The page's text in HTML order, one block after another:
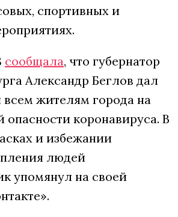
спортивных и
сообщала, что губернатор
Александр Беглов дал
жителям города на
опасности коронавируса. В
и избежании
людей
упомянул на своей